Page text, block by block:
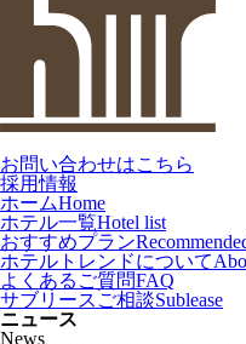
お問い合わせはこちら
採用情報
ホームHome
ホテル一覧Hotel list
おすすめプラン
ホテルトレンドについて
よくあるご質問FAQ
サブリースご相談Sublease
ニュース
News